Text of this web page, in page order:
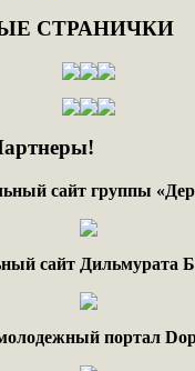
СТРАНИЧКИ
сайт группы
сайт Дильмурата
портал